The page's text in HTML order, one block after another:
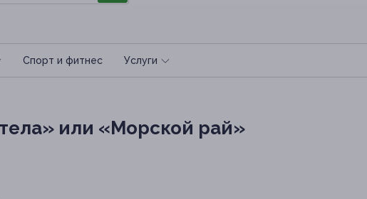
Спoрт и фитнес Услуги
или «Морской рай»